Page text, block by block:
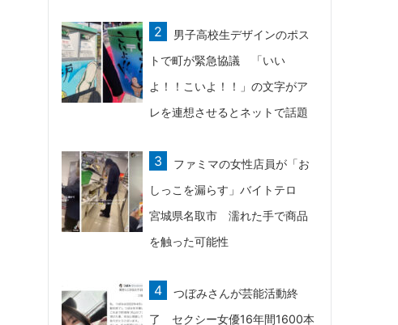
男子高校生デザインのポス
トで町が緊急協議 「いい
よ！！こいよ！！」の文字がア
レを連想させるとネットで話題
ファミマの女性店員が「お
しっこを漏らす」バイトテロ
宮城県名取市 濡れた手で商品
を触った可能性
つぼみさんが芸能活動終
了 セクシー女優16年間1600本